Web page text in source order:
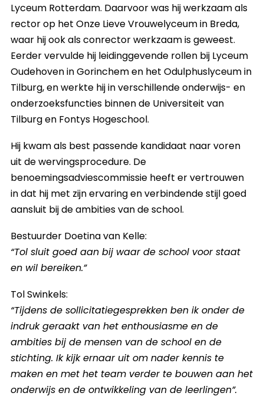
Lyceum Rotterdam. Daarvoor was hij werkzaam als
rector op het Onze Lieve Vrouwelyceum in Breda,
waar hij ook als conrector werkzaam is geweest.
Eerder vervulde hij leidinggevende rollen bij Lyceum
Oudehoven in Gorinchem en het Odulphuslyceum in
Tilburg, en werkte hij in verschillende onderwijs- en
onderzoeksfuncties binnen de Universiteit van
Tilburg en Fontys Hogeschool.
Hij kwam als best passende kandidaat naar voren
uit de wervingsprocedure. De
benoemingsadviescommissie heeft er vertrouwen
in dat hij met zijn ervaring en verbindende stijl goed
aansluit bij de ambities van de school.
Bestuurder Doetina van Kelle:
“Tol sluit goed aan bij waar de school voor staat
en wil bereiken.”
Tol Swinkels:
“Tijdens de sollicitatiegesprekken ben ik onder de
indruk geraakt van het enthousiasme en de
ambities bij de mensen van de school en de
stichting. Ik kijk ernaar uit om nader kennis te
maken en met het team verder te bouwen aan het
onderwijs en de ontwikkeling van de leerlingen”.